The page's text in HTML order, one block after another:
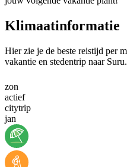
Klimaatinformatie
Hier zie je de beste reistijd per
vakantie en stedentrip naar Suru.
zon
actief
citytrip
jan